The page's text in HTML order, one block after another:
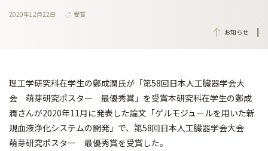
2020年12月22日
受賞
お知らせ
理工学研究科在学生の鄭成潤氏が「第58回日本人工臓器学会大
会 萌芽研究ポスター 最優秀賞」を受賞本研究科在学生の鄭成
潤さんが2020年11月に発表した論文「ゲルモジュールを用いた新
規血液浄化システムの開発」で、第58回日本人工臓器学会大会
萌芽研究ポスター 最優秀賞を受賞した。